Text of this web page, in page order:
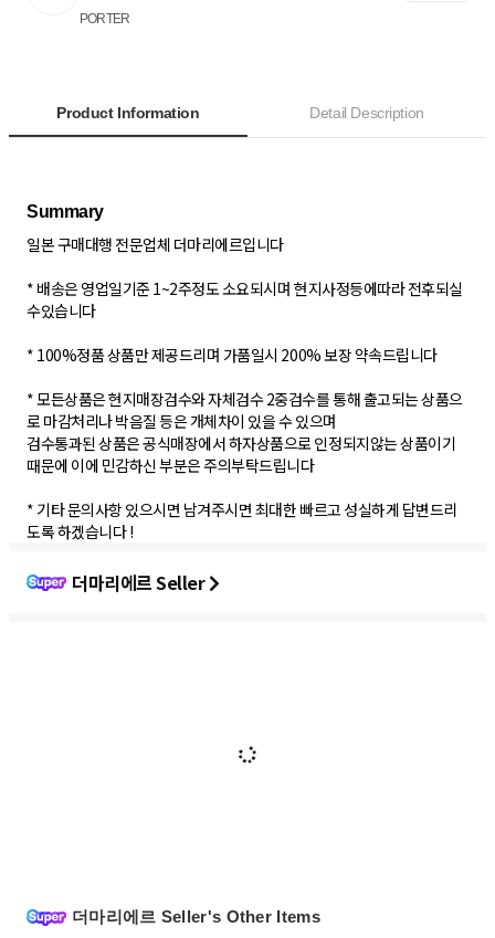
PORTER
Product Information Detail Description
Summary
일본 구매대행 전문업체 더마리에르입니다
* 배송은 영업일기준 1~2주정도 소요되시며 현지사정등에따라 전후되실
수있습니다
* 100%정품 상품만 제공드리며 가품일시 200% 보장 약속드립니다
* 모든상품은 현지매장검수와 자체검수 2중검수를 통해 출고되는 상품으
로 마감처리나 박음질 등은 개체차이 있을 수 있으며
검수통과된 상품은 공식매장에서 하자상품으로 인정되지않는 상품이기
때문에 이에 민감하신 부분은 주의부탁드립니다
* 기타 문의사항 있으시면 남겨주시면 최대한 빠르고 성실하게 답변드리
도록 하겠습니다 !
더마리에르 Seller
더마리에르 Seller's Other Items